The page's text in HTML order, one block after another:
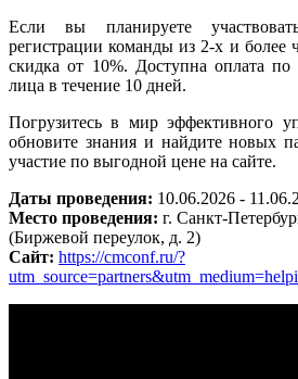
Если вы планируете
регистрации команды из 2-х и более
скидка от 10%. Доступна оплата по
лица в течение 10 дней.
Погрузитесь в мир эффективного
обновите знания и найдите новых
участие по выгодной цене на сайте.
Даты проведения: 10.06.2026 -
Место проведения: г. Санкт-
(Биржевой переулок, д. 2)
Сайт: https://cmconf.ru/?